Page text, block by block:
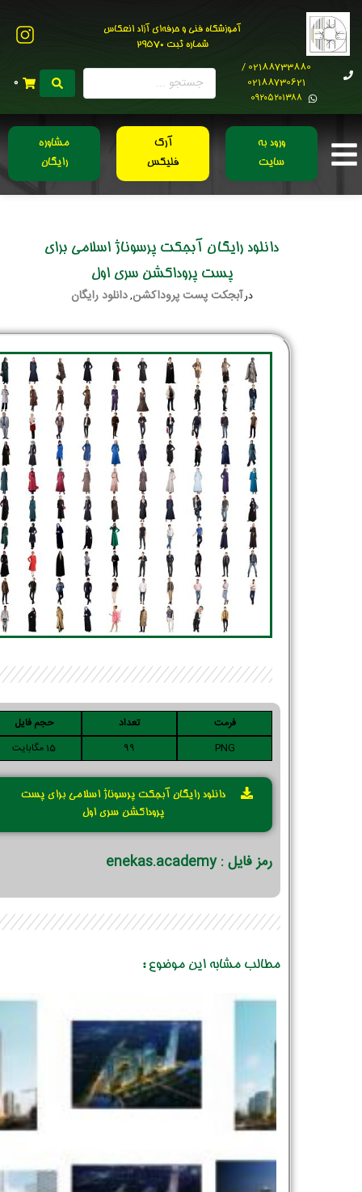
آموزشگاه فنی و حرفه‌ای آزاد انعکاس
شماره ثبت 29570
02188733880 /
02188730621
0۹۲۰۵۲۰۱۳۸۸
0
ورود به
سایت
آرک
فلیکس
مشاوره
رایگان
دانلود رایگان آبجکت پرسوناژ اسلامی برای
پست پروداکشن سری اول
درآبجکت پست پروداکشن,دانلود رایگان
دانلود رایگان آبجکت پرسوناژ اسلامی برای پست
پروداکشن سری اول
رمز فایل : enekas.academy
فرمت تعداد
حجم فایل
PNG
99 15 مگابایت
مطالب مشابه این موضوع :